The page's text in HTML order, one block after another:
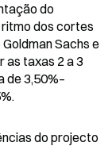
do
dos cortes
Sachs e
as taxas 2 a 3
de 3,50%–
do projecto